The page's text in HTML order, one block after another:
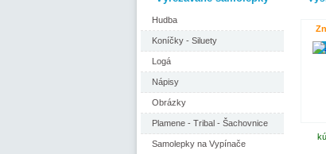
Hudba
Koníčky - Siluety
Logá
Nápisy
Obrázky
Plamene - Tribal - Šachovnice
Samolepky na Vypínače